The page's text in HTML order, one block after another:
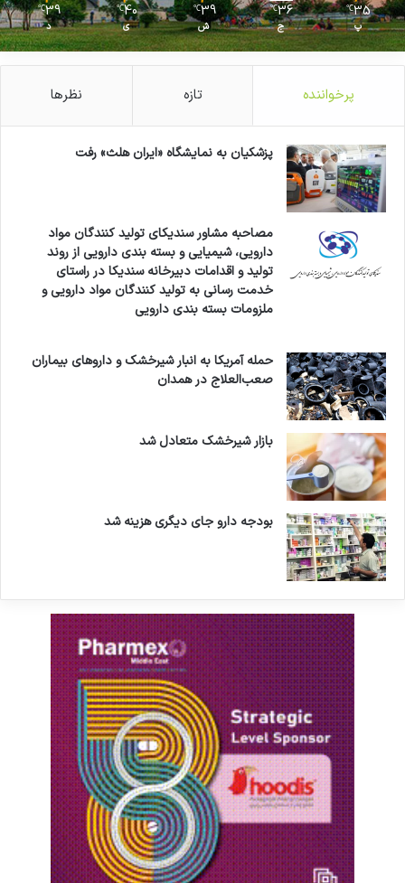
35
℃
پ
36
℃
ج
39
℃
ش
40
℃
ی
39
℃
د
پرخواننده تازه نظرها
پزشکیان به نمایشگاه «ایران هلث» رفت
مصاحبه مشاور سندیکای تولید کنندگان مواد
دارویی، شیمیایی و بسته بندی دارویی از روند
تولید و اقدامات دبیرخانه سندیکا در راستای
خدمت رسانی به تولید کنندگان مواد دارویی و
ملزومات بسته بندی دارویی
حمله آمریکا به انبار شیرخشک و داروهای بیماران
صعب‌العلاج در همدان
بازار شیرخشک متعادل شد
بودجه دارو جای دیگری هزینه شد